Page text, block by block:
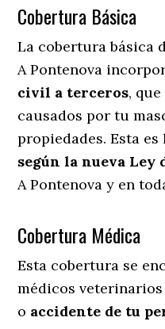
Cobertura Básica
La cobertura básica
A Pontenova
civil a terceros,
causados por tu
propiedades. Esta es
según la nueva Ley
A Pontenova y en
Cobertura Médica
Esta cobertura se
médicos veterinarios
o accidente de tu